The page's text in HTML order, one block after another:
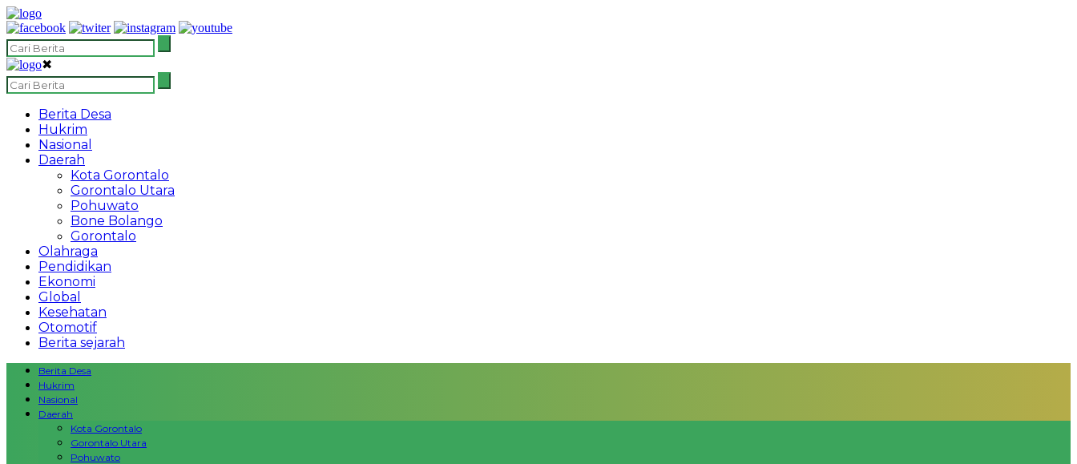
✖
Berita Desa
Hukrim
Nasional
Daerah
Kota Gorontalo
Gorontalo Utara
Pohuwato
Bone Bolango
Gorontalo
Olahraga
Pendidikan
Ekonomi
Global
Kesehatan
Otomotif
Berita sejarah
Berita Desa
Hukrim
Nasional
Daerah
Kota Gorontalo
Gorontalo Utara
Pohuwato